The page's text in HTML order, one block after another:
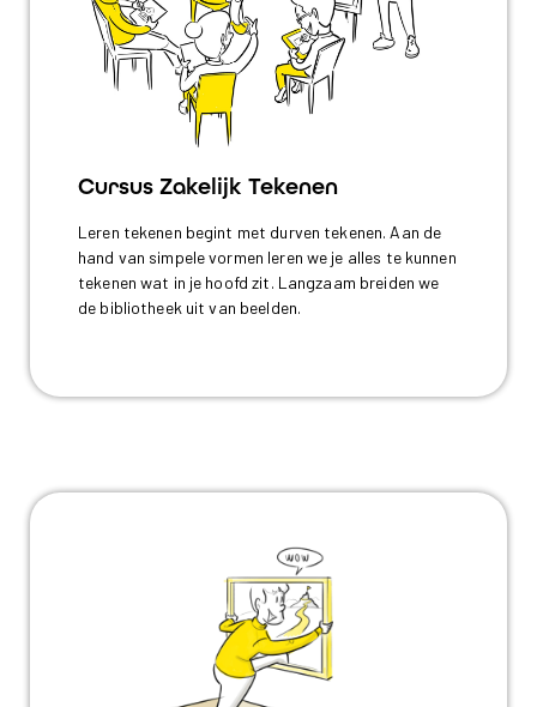
Cursus Zakelijk Tekenen
Leren tekenen begint met durven tekenen. Aan de
hand van simpele vormen leren we je alles te kunnen
tekenen wat in je hoofd zit. Langzaam breiden we
de bibliotheek uit van beelden.